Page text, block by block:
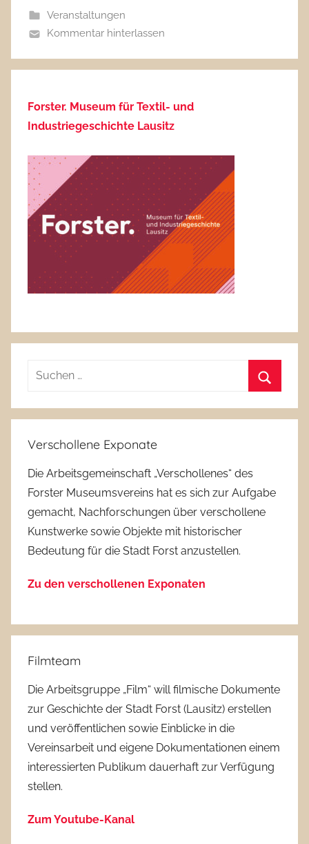
Veranstaltungen
Kommentar hinterlassen
Forster. Museum für Textil- und
Industriegeschichte Lausitz
Suchen
Verschollene Exponate
Die Arbeitsgemeinschaft „Verschollenes“ des
Forster Museumsvereins hat es sich zur Aufgabe
gemacht, Nachforschungen über verschollene
Kunstwerke sowie Objekte mit historischer
Bedeutung für die Stadt Forst anzustellen.
Zu den verschollenen Exponaten
Filmteam
Die Arbeitsgruppe „Film“ will filmische Dokumente
zur Geschichte der Stadt Forst (Lausitz) erstellen
und veröffentlichen sowie Einblicke in die
Vereinsarbeit und eigene Dokumentationen einem
interessierten Publikum dauerhaft zur Verfügung
stellen.
Zum Youtube-Kanal